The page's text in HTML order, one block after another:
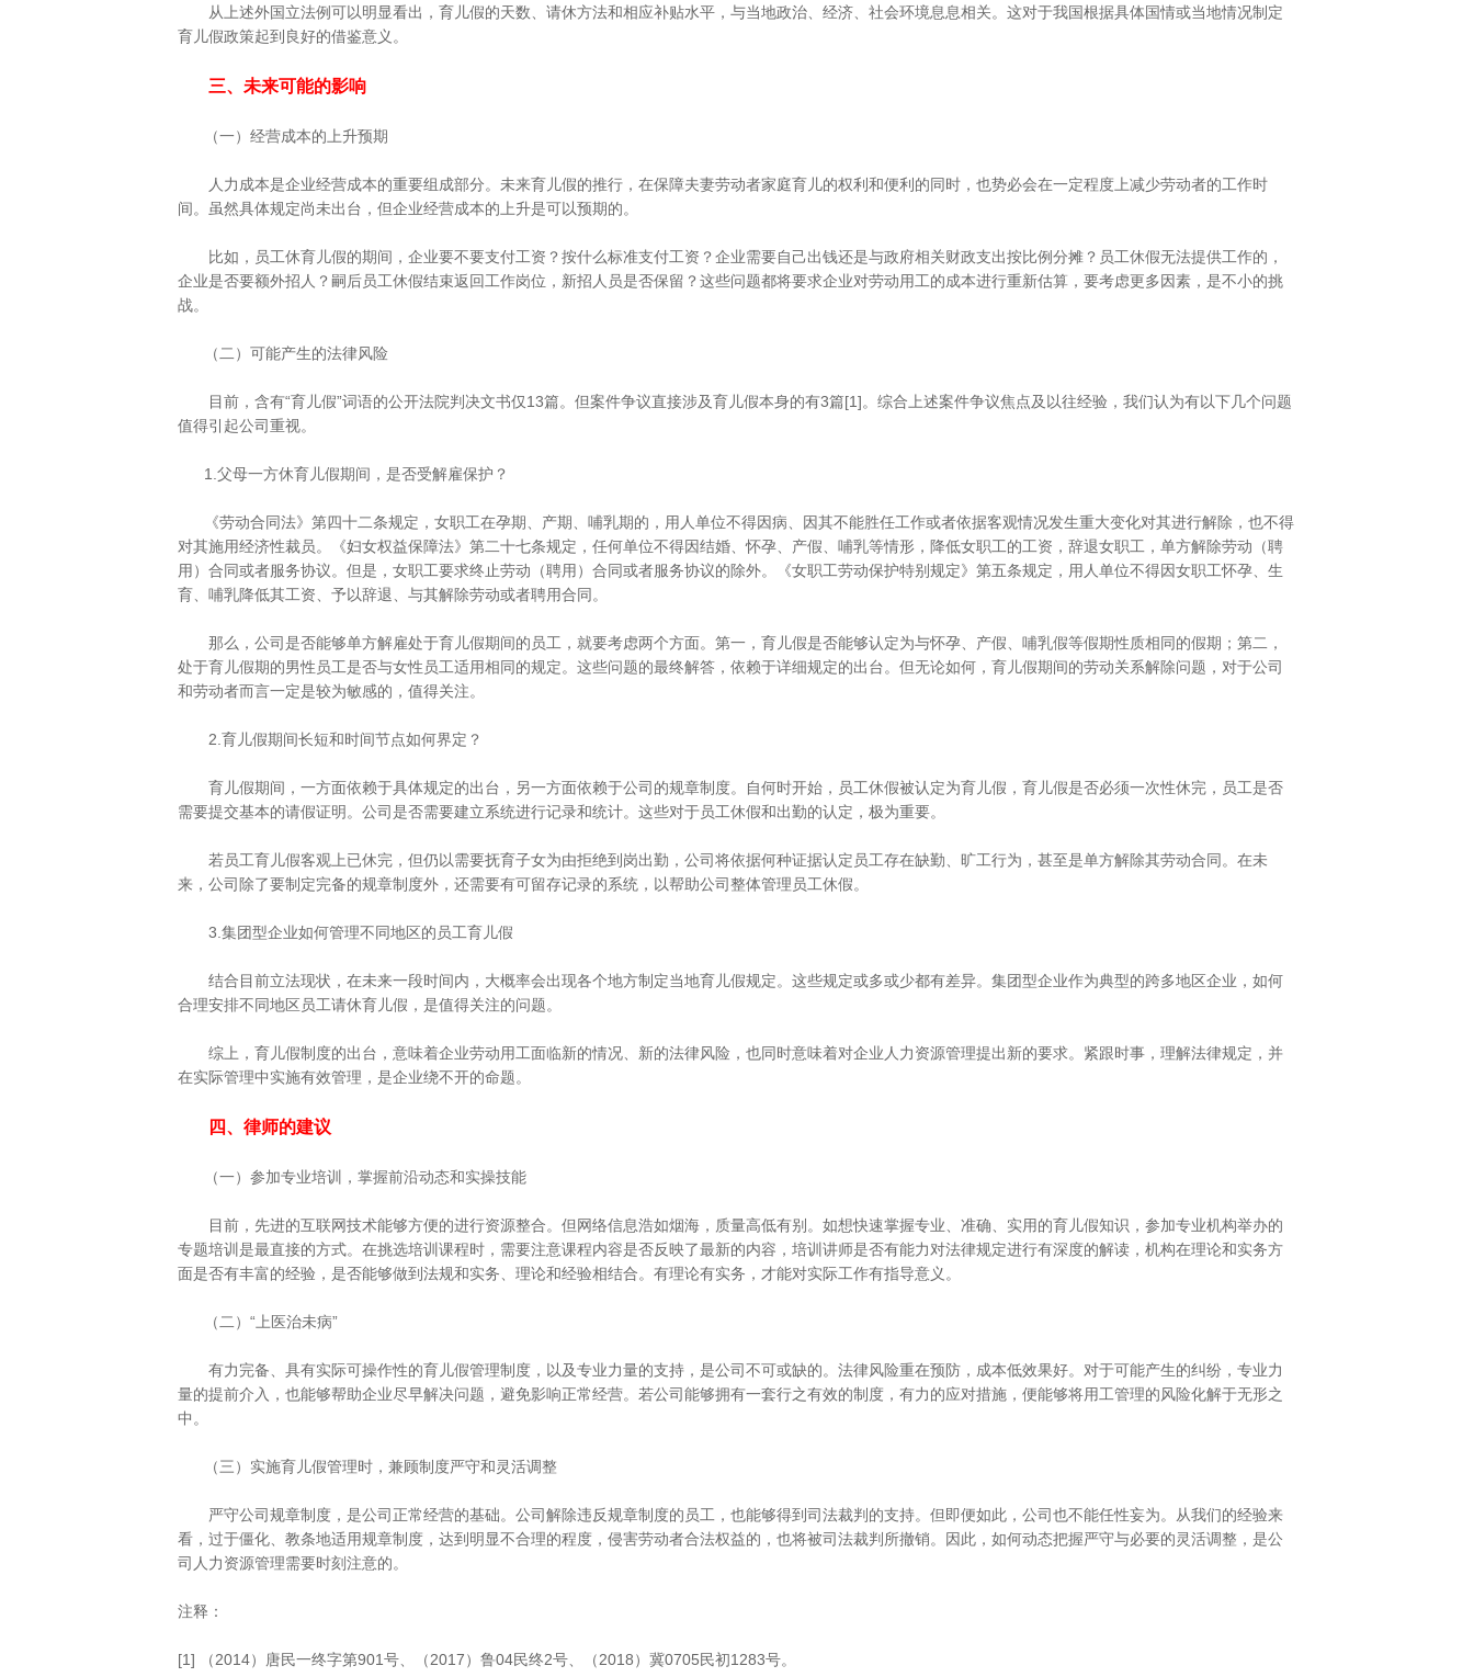
从上述外国立法例可以明显看出，育儿假的天数、请休方法和相应补贴水平，与当地政治、经济、社会环境息息相关。这对于我国根据具体国情或当地情况制定
育儿假政策起到良好的借鉴意义。
三、未来可能的影响
（一）经营成本的上升预期
人力成本是企业经营成本的重要组成部分。未来育儿假的推行，在保障夫妻劳动者家庭育儿的权利和便利的同时，也势必会在一定程度上减少劳动者的工作时
间。虽然具体规定尚未出台，但企业经营成本的上升是可以预期的。
比如，员工休育儿假的期间，企业要不要支付工资？按什么标准支付工资？企业需要自己出钱还是与政府相关财政支出按比例分摊？员工休假无法提供工作的，
企业是否要额外招人？嗣后员工休假结束返回工作岗位，新招人员是否保留？这些问题都将要求企业对劳动用工的成本进行重新估算，要考虑更多因素，是不小的挑
战。
（二）可能产生的法律风险
目前，含有“育儿假”词语的公开法院判决文书仅13篇。但案件争议直接涉及育儿假本身的有3篇[1]。综合上述案件争议焦点及以往经验，我们认为有以下几个问题
值得引起公司重视。
1.父母一方休育儿假期间，是否受解雇保护？
《劳动合同法》第四十二条规定，女职工在孕期、产期、哺乳期的，用人单位不得因病、因其不能胜任工作或者依据客观情况发生重大变化对其进行解除，也不得
对其施用经济性裁员。《妇女权益保障法》第二十七条规定，任何单位不得因结婚、怀孕、产假、哺乳等情形，降低女职工的工资，辞退女职工，单方解除劳动（聘
用）合同或者服务协议。但是，女职工要求终止劳动（聘用）合同或者服务协议的除外。《女职工劳动保护特别规定》第五条规定，用人单位不得因女职工怀孕、生
育、哺乳降低其工资、予以辞退、与其解除劳动或者聘用合同。
那么，公司是否能够单方解雇处于育儿假期间的员工，就要考虑两个方面。第一，育儿假是否能够认定为与怀孕、产假、哺乳假等假期性质相同的假期；第二，
处于育儿假期的男性员工是否与女性员工适用相同的规定。这些问题的最终解答，依赖于详细规定的出台。但无论如何，育儿假期间的劳动关系解除问题，对于公司
和劳动者而言一定是较为敏感的，值得关注。
2.育儿假期间长短和时间节点如何界定？
育儿假期间，一方面依赖于具体规定的出台，另一方面依赖于公司的规章制度。自何时开始，员工休假被认定为育儿假，育儿假是否必须一次性休完，员工是否
需要提交基本的请假证明。公司是否需要建立系统进行记录和统计。这些对于员工休假和出勤的认定，极为重要。
若员工育儿假客观上已休完，但仍以需要抚育子女为由拒绝到岗出勤，公司将依据何种证据认定员工存在缺勤、旷工行为，甚至是单方解除其劳动合同。在未
来，公司除了要制定完备的规章制度外，还需要有可留存记录的系统，以帮助公司整体管理员工休假。
3.集团型企业如何管理不同地区的员工育儿假
结合目前立法现状，在未来一段时间内，大概率会出现各个地方制定当地育儿假规定。这些规定或多或少都有差异。集团型企业作为典型的跨多地区企业，如何
合理安排不同地区员工请休育儿假，是值得关注的问题。
综上，育儿假制度的出台，意味着企业劳动用工面临新的情况、新的法律风险，也同时意味着对企业人力资源管理提出新的要求。紧跟时事，理解法律规定，并
在实际管理中实施有效管理，是企业绕不开的命题。
四、律师的建议
（一）参加专业培训，掌握前沿动态和实操技能
目前，先进的互联网技术能够方便的进行资源整合。但网络信息浩如烟海，质量高低有别。如想快速掌握专业、准确、实用的育儿假知识，参加专业机构举办的
专题培训是最直接的方式。在挑选培训课程时，需要注意课程内容是否反映了最新的内容，培训讲师是否有能力对法律规定进行有深度的解读，机构在理论和实务方
面是否有丰富的经验，是否能够做到法规和实务、理论和经验相结合。有理论有实务，才能对实际工作有指导意义。
（二）“上医治未病”
有力完备、具有实际可操作性的育儿假管理制度，以及专业力量的支持，是公司不可或缺的。法律风险重在预防，成本低效果好。对于可能产生的纠纷，专业力
量的提前介入，也能够帮助企业尽早解决问题，避免影响正常经营。若公司能够拥有一套行之有效的制度，有力的应对措施，便能够将用工管理的风险化解于无形之
中。
（三）实施育儿假管理时，兼顾制度严守和灵活调整
严守公司规章制度，是公司正常经营的基础。公司解除违反规章制度的员工，也能够得到司法裁判的支持。但即便如此，公司也不能任性妄为。从我们的经验来
看，过于僵化、教条地适用规章制度，达到明显不合理的程度，侵害劳动者合法权益的，也将被司法裁判所撤销。因此，如何动态把握严守与必要的灵活调整，是公
司人力资源管理需要时刻注意的。
注释：
[1] （2014）唐民一终字第901号、（2017）鲁04民终2号、（2018）冀0705民初1283号。